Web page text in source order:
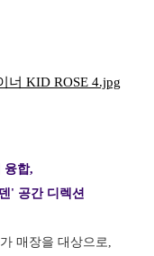
융합,
' 공간 디렉션
매장을 대상으로,